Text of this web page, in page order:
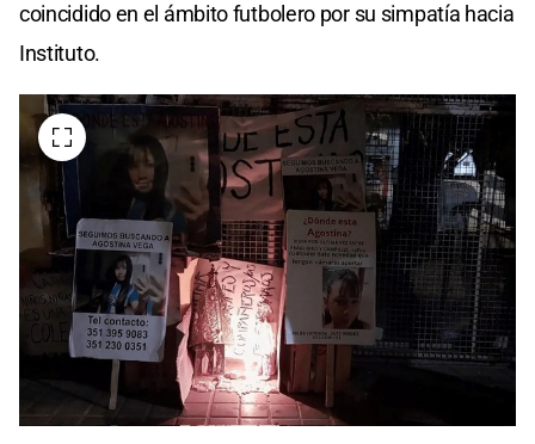
coincidido en el ámbito futbolero por su simpatía hacia
Instituto.